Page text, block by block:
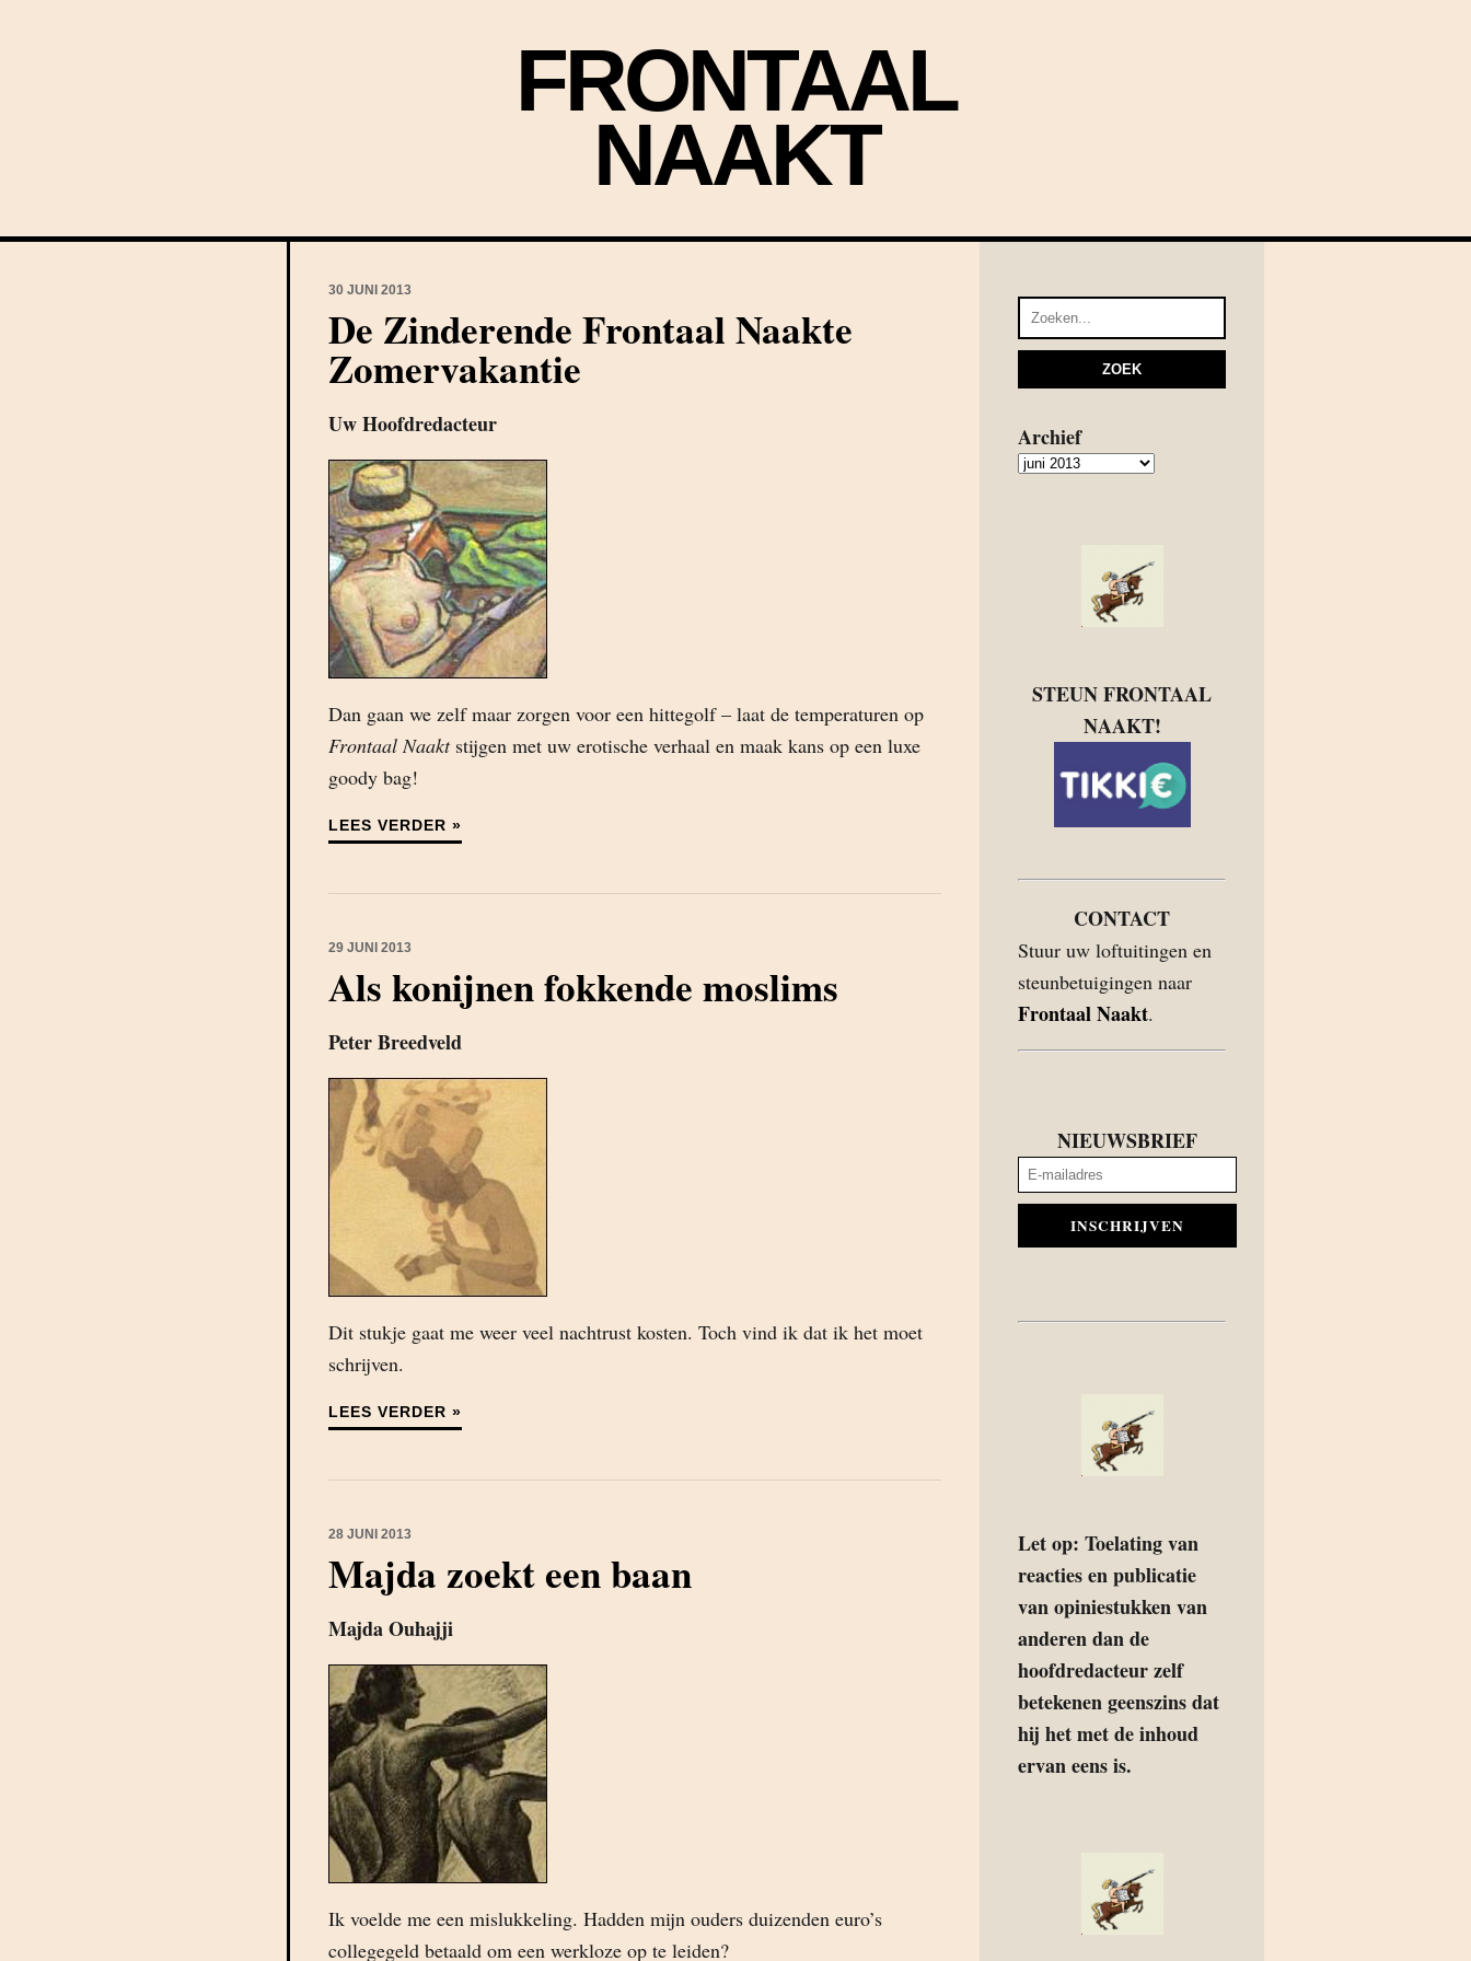
FRONTAAL
NAAKT
30 JUNI 2013
De Zinderende Frontaal Naakte
Zomervakantie
Uw Hoofdredacteur
Dan gaan we zelf maar zorgen voor een hittegolf – laat de temperaturen op
Frontaal Naaktstijgen met uw erotische verhaal en maak kans op een luxe
goody bag!
LEES VERDER »
29 JUNI 2013
Als konijnen fokkende moslims
Peter Breedveld
Dit stukje gaat me weer veel nachtrust kosten. Toch vind ik dat ik het moet
schrijven.
LEES VERDER »
28 JUNI 2013
Majda zoekt een baan
Majda Ouhajji
Ik voelde me een mislukkeling. Hadden mijn ouders duizenden euro’s
collegegeld betaald om een werkloze op te leiden?
Archief
Archief
STEUN FRONTAAL
NAAKT!
CONTACT
Stuur uw loftuitingen en
steunbetuigingen naar
Frontaal Naakt.
NIEUWSBRIEF
INSCHRIJVEN
Let op: Toelating van
reacties en publicatie
van opiniestukken van
anderen dan de
hoofdredacteur zelf
betekenen geenszins dat
hij het met de inhoud
ervan eens is.